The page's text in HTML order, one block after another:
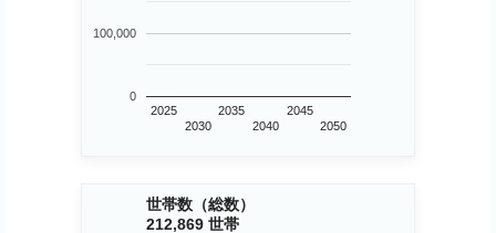
2025
2030
2035
2040
2045
2050
0
100,000
世帯数（総数）
212,869 世帯